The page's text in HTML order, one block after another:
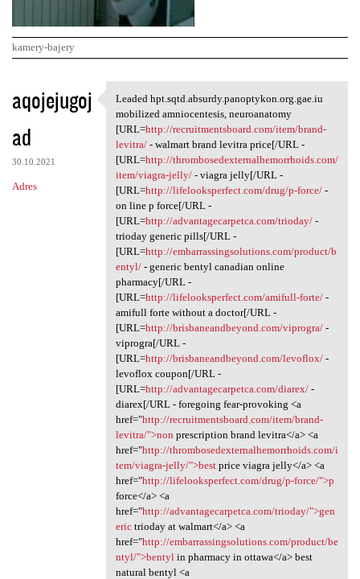
kamery-bajery
K
o
m
e
n
aqojejugoj
ad
30.10.2021
Adres
Leaded hpt.sqtd.absurdy
Leaded hpt.sqtd.absurdy.panoptykon.org.gae.iu
mobilized amniocentesis, neuroanatomy
[URL=http://recruitmentsboard.com/item/brand-
levitra/- walmart brand levitra price[/URL -
[URL=http://thrombosedexternalhemorrhoids.com/
item/viagra-jelly/- viagra jelly[/URL -
[URL=http://lifelooksperfect.com/drug/p-force/-
on line p force[/URL -
[URL=http://advantagecarpetca.com/trioday/-
trioday generic pills[/URL -
[URL=http://embarrassingsolutions.com/product/b
entyl/- generic bentyl canadian online
pharmacy[/URL -
[URL=http://lifelooksperfect.com/amifull-forte/-
amifull forte without a doctor[/URL -
[URL=http://brisbaneandbeyond.com/viprogra/-
viprogra[/URL -
[URL=http://brisbaneandbeyond.com/levoflox/-
levoflox coupon[/URL -
[URL=http://advantagecarpetca.com/diarex/-
diarex[/URL - foregoing fear-provoking <a
href="http://recruitmentsboard.com/item/brand-
levitra/">non prescription brand levitra</a> <a
href="http://thrombosedexternalhemorrhoids.com/i
tem/viagra-jelly/">bestprice viagra jelly</a> <a
href="http://lifelooksperfect.com/drug/p-force/">p
force</a> <a
href="http://advantagecarpetca.com/trioday/">gen
erictrioday at walmart</a> <a
href="http://embarrassingsolutions.com/product/be
ntyl/">bentyl in pharmacy in ottawa</a> best
natural bentyl <a